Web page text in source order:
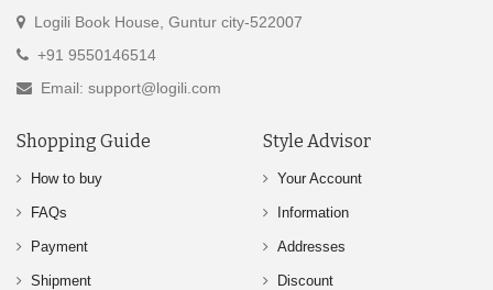
Logili Book House, Guntur city-522007
+91 9550146514
Email: support@logili.com
Shopping Guide
How to buy
FAQs
Payment
Shipment
Style Advisor
Your Account
Information
Addresses
Discount